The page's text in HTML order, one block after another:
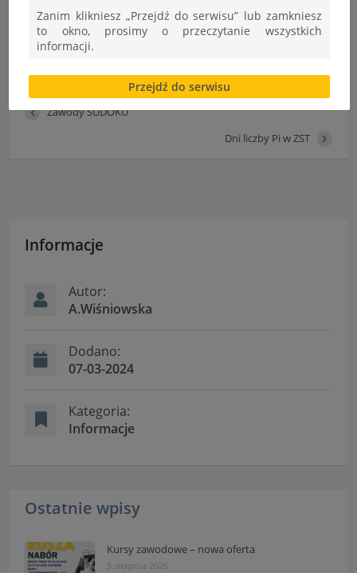
historii.
Polecam.
Do wypożyczenia w naszej bibliotece.
Zawody SUDOKU
Dni liczby Pi w ZST
Informacje
Autor:
A.Wiśniowska
Dodano:
07-03-2024
Kategoria:
Informacje
Ostatnie wpisy
Kursy zawodowe – nowa oferta
5 sierpnia 2026
Zanim klikniesz „Przejdź do serwisu” lub zamkniesz
to okno, prosimy o przeczytanie wszystkich
informacji.
Brak zgody bądź ograniczenie funkcjonalności plików
cookies lub local storage, może utrudnić lub
uniemożliwić korzystanie z Serwisu.
przetwarzania danych osobowych dostępne są cały
Przejdź do serwisu